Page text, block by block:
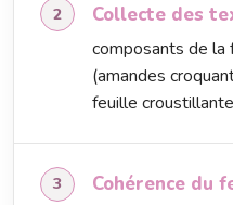
Collecte des
composants de la
(amandes
feuille
Cohérence du